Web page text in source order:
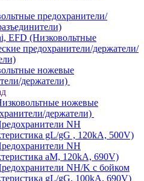
предохранители/
EFD (Низковольтные
предохранители/держатели/
ножевые
держатели)
ножевые
держатели)
NH
gL/gG , 120kA, 500V)
NH
aM, 120kA, 690V)
NH/K с бойком
gL/gG, 100kA, 690V)